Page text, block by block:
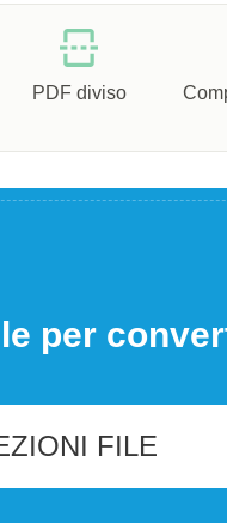
PDF diviso
per
FILE